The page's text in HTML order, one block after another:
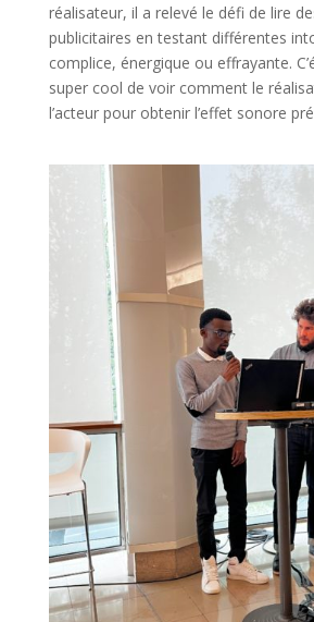
réalisateur, il a relevé le défi de lire
publicitaires en testant différentes
complice, énergique ou effrayante.
super cool de voir comment le
l’acteur pour obtenir l’effet sonore